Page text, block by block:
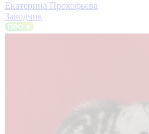
Екатерина Прокофьева
Заводчик